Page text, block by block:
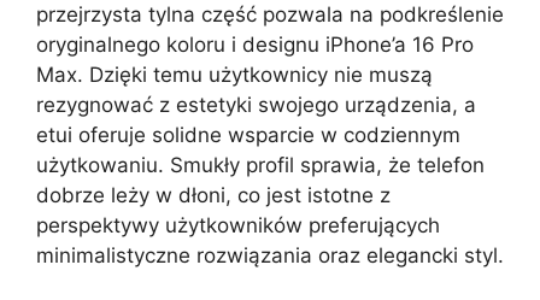
przejrzysta tylna część pozwala na podkreślenie
oryginalnego koloru i designu iPhone’a 16 Pro
Max. Dzięki temu użytkownicy nie muszą
rezygnować z estetyki swojego urządzenia, a
etui oferuje solidne wsparcie w codziennym
użytkowaniu. Smukły profil sprawia, że telefon
dobrze leży w dłoni, co jest istotne z
perspektywy użytkowników preferujących
minimalistyczne rozwiązania oraz elegancki styl.